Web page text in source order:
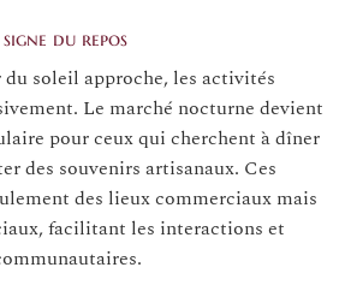
du repos
soleil approche, les activités
Le marché nocturne devient
pour ceux qui cherchent à dîner
des souvenirs artisanaux. Ces
des lieux commerciaux mais
facilitant les interactions et